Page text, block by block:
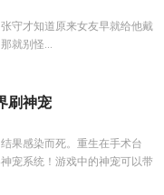
守才知道原来女友早就给他戴
就别怪...
刷神宠
果感染而死。重生在手术台
宠系统！游戏中的神宠可以带